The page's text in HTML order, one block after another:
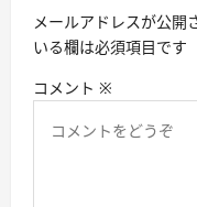
メールアドレスが公開
いる欄は必須項目です
コメント ※